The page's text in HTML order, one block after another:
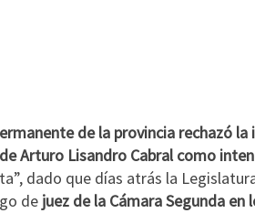
de la provincia rechazó
Arturo Lisandro Cabral como
dado que días atrás la
de juez de la Cámara Segunda